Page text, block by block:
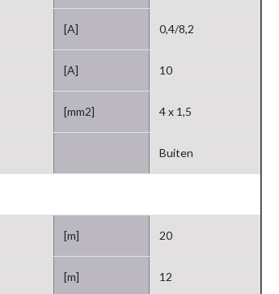
[A] 0,4/8,2
[A] 10
[mm2] 4 x 1,5
Buiten
[m] 20
[m] 12